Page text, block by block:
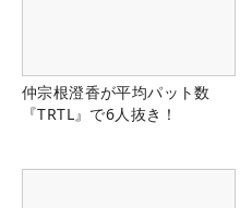
仲宗根澄香が平均パット数
『TRTL』で6人抜き！